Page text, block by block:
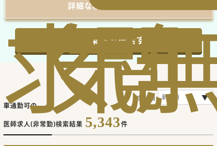
求
気
閲
詳細な検索条件を表示
この条件で検索する
車通勤可の
医師求人(非常勤)検索結果 5,343件
並び順